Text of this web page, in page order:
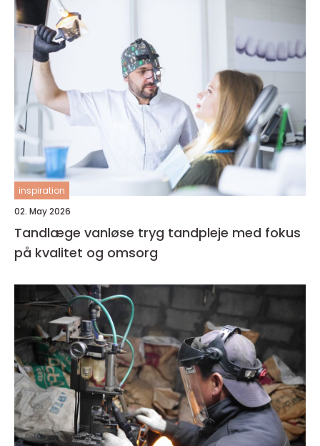
inspiration
02. May 2026
Tandlæge vanløse tryg tandpleje med fokus
på kvalitet og omsorg